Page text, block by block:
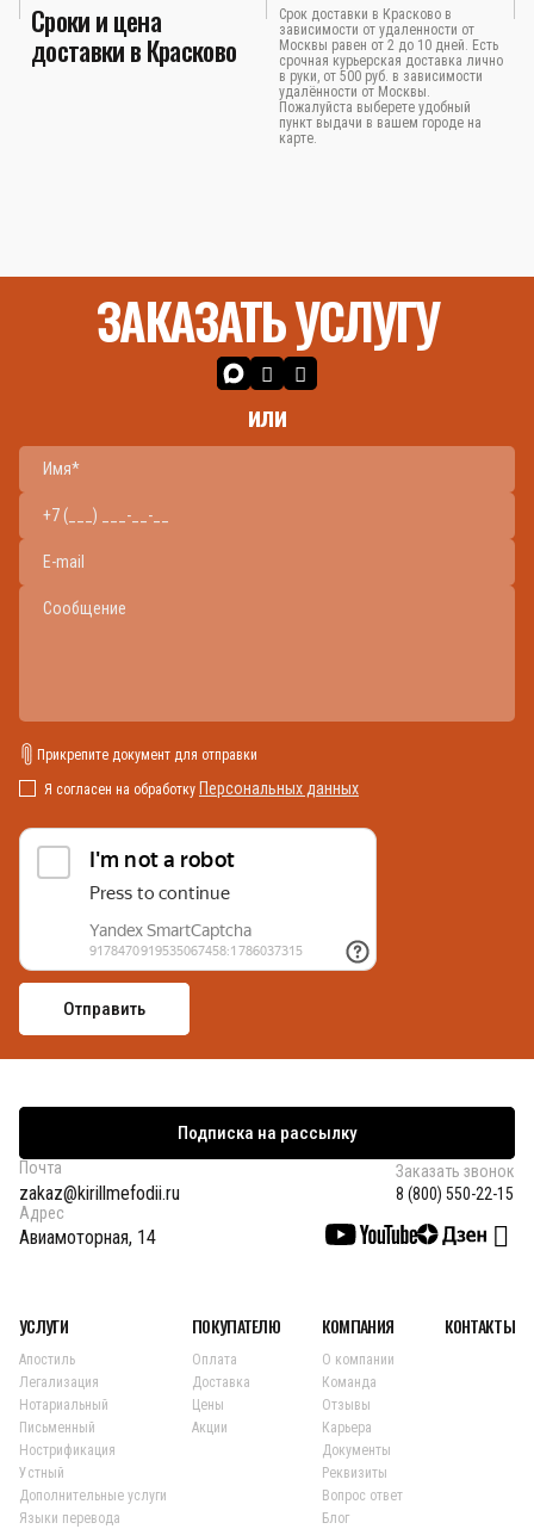
Сроки и цена
доставки в Красково
Срок доставки в Красково в
зависимости от удаленности от
Москвы равен от 2 до 10 дней. Есть
срочная курьерская доставка лично
в руки, от 500 руб. в зависимости
удалённости от Москвы.
Пожалуйста выберете удобный
пункт выдачи в вашем городе на
карте.
ЗАКАЗАТЬ УСЛУГУ
или
Прикрепите документ для отправки
Я согласен на обработку Персональных данных
Подписка на рассылку
Почта
zakaz@kirillmefodii.ru
Заказать звонок
8 (800) 550-22-15
Адрес
Авиамоторная, 14
УСЛУГИ
Апостиль
Легализация
Нотариальный
Письменный
Нострификация
Устный
Дополнительные услуги
Языки перевода
ПОКУПАТЕЛЮ
Оплата
Доставка
Цены
Акции
КОМПАНИЯ
О компании
Команда
Отзывы
Карьера
Документы
Реквизиты
Вопрос ответ
Блог
КОНТАКТЫ